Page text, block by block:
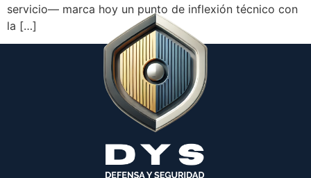
servicio— marca hoy un punto de inflexión técnico con
la […]